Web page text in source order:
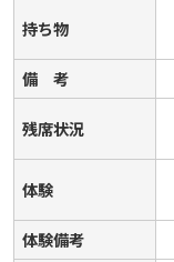
持ち物
備 考
残席状況
体験
体験備考